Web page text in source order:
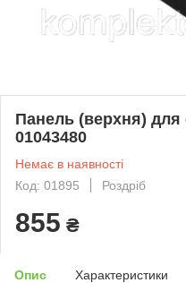
Панель (верхня) для
01043480
Немає в наявності
Код: 01895
Роздріб
855 ₴
Опис Характеристики